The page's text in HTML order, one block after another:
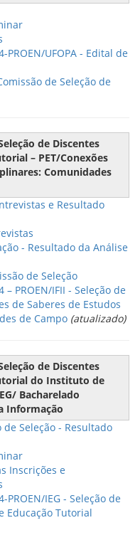
PROEN/UFOPA - Edital de
de Seleção de
de Discentes
– PET/Conexões
Comunidades
e Resultado
- Resultado da Análise
de Seleção
– PROEN/IFII - Seleção de
de Saberes de Estudos
de Campo (atualizado)
de Discentes
do Instituto de
Bacharelado
Informação
de Seleção - Resultado
Inscrições e
PROEN/IEG - Seleção de
Educação Tutorial